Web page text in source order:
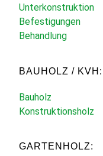
Unterkonstruktion
Befestigungen
Behandlung
BAUHOLZ / KVH:
Bauholz
Konstruktionsholz
GARTENHOLZ: